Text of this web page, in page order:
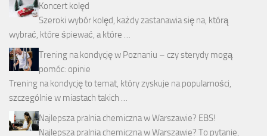
Koncert kolęd
Szeroki wybór kolęd, każdy zastanawia się na, którą
wybrać, które śpiewać, a które …
Trening na kondycję w Poznaniu – czy sterydy mogą
pomóc: opinie
Trening na kondycję to temat, który zyskuje na popularności,
szczególnie w miastach takich …
Najlepsza pralnia chemiczna w Warszawie? EBS!
Najlepsza pralnia chemiczna w Warszawie? To pytanie,